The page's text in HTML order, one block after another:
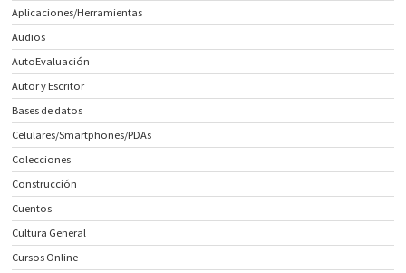
Aplicaciones/Herramientas
Audios
AutoEvaluación
Autor y Escritor
Bases de datos
Celulares/Smartphones/PDAs
Colecciones
Construcción
Cuentos
Cultura General
Cursos Online